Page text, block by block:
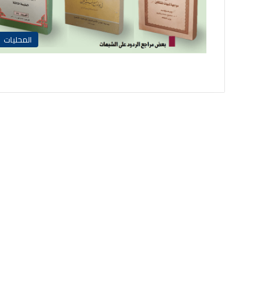
المحليات